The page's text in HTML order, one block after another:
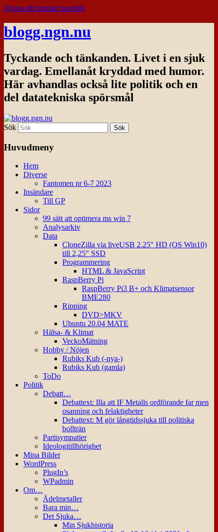
Hoppa till primärt innehåll
blogg.ngn.nu
Tyckande och tänkanden. Livet i en sjuk
vardag. Emellanåt kryddad med humor.
Här avhandlas också lite politik och en
del datatekniska spörsmål
Sök
Huvudmeny
Hem
Diverse
Fantomen nr 6-7 2023
Insändare
Till GP
Sidor
99 sätt att optimera ms win 7
Analysarkiv
Data
CloneZilla via liveUSB 2.25″ HD (OS Win10)
till 2,25″ SSD
Programmering
HTML & JavaScript
RaspBerry Pi
RaspBerry Pi3 B+ och Klimatsensor
BME280
Ripping
DVD>MKV
Ubuntu 20.04 MATE
Hälsa- & Klimat
VeckoMätning
Hobby / Nöjen
Rubiks Kub (-nya-)
Rubiks Kub (gamla)
ToDo
Politik
Debatt…
Debattext: Illa att IF Metalls ordförande far men
osanning och felaktigheter
Debattext: M gör långtidssjuka till politiska
bollträn
Partisympatier
Ideologitillhörighet
Mina Bilder
WordPress
PlugIn’s
WPadmin
Om…
Ädelmetaller
Bara min…
Det Sjuka…
Min Sjukhistoria